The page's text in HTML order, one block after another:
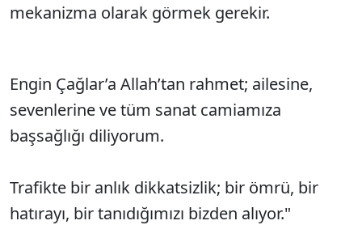
mekanizma olarak görmek gerekir.
Engin Çağlar’a Allah’tan rahmet; ailesine,
sevenlerine ve tüm sanat camiamıza
başsağlığı diliyorum.
Trafikte bir anlık dikkatsizlik; bir ömrü, bir
hatırayı, bir tanıdığımızı bizden alıyor."